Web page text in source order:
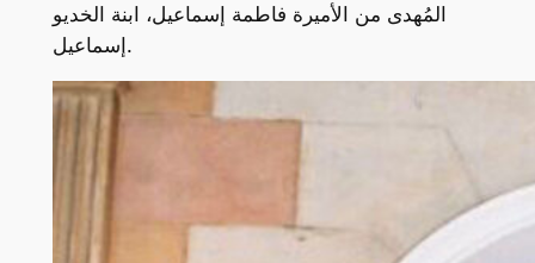
المُهدى من الأميرة فاطمة إسماعيل، ابنة الخديو
إسماعيل.